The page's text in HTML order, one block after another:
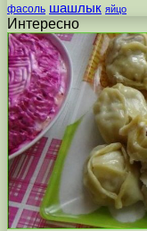
фасоль шашлык яйцо
Интересно